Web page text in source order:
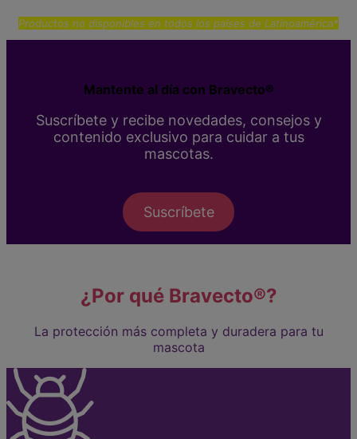
Productos no disponibles en todos los países de Latinoamérica*
Mantente al día con Bravecto®
Suscríbete y recibe novedades, consejos y
contenido exclusivo para cuidar a tus
mascotas.
Suscríbete
¿Por qué Bravecto®?
La protección más completa y duradera para tu
mascota